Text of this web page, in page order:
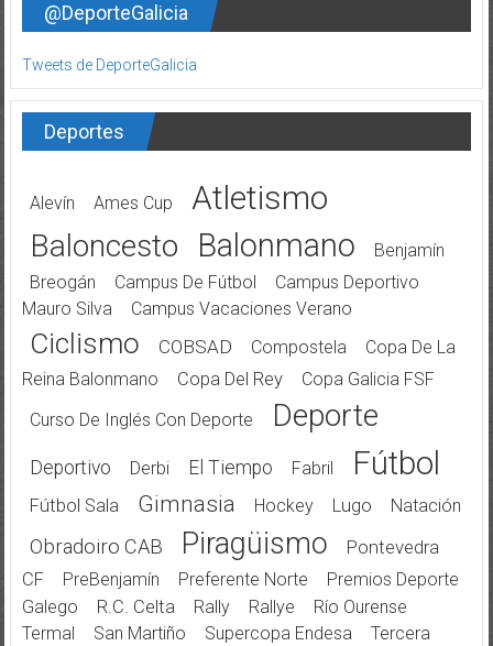
@DeporteGalicia
Tweets de DeporteGalicia
Deportes
Alevín Ames Cup Atletismo
Baloncesto Balonmano
Benjamín
Breogán
Campus De Fútbol
Campus Deportivo
Mauro Silva
Campus Vacaciones Verano
Ciclismo COBSAD Compostela
Copa De La
Reina Balonmano
Copa Del Rey
Copa Galicia FSF
Curso De Inglés Con Deporte
Deporte
Deportivo Derbi El Tiempo Fabril Fútbol
Fútbol Sala Gimnasia Hockey Lugo Natación
Obradoiro CAB Piragüismo
Pontevedra
CF
PreBenjamín Preferente Norte
Premios Deporte
Galego
R.C. Celta Rally Rallye
Río Ourense
Termal
San Martiño Supercopa Endesa
Tercera